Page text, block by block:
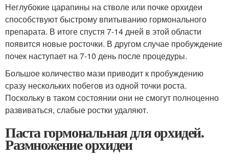
Неглубокие царапины на стволе или почке орхидеи
способствуют быстрому впитыванию гормонального
препарата. В итоге спустя 7-14 дней в этой области
появится новые росточки. В другом случае пробуждение
почек наступает на 7-10 день после процедуры.
Большое количество мази приводит к пробуждению
сразу нескольких побегов из одной точки роста.
Поскольку в таком состоянии они не смогут полноценно
развиваться, слабые ростки удаляют.
Паста гормональная для орхидей.
Размножение орхидеи